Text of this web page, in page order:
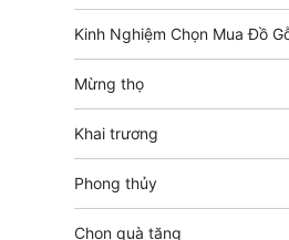
Kinh Nghiệm Chọn Mua Đồ
Mừng thọ
Khai trương
Phong thủy
Chọn quà tặng